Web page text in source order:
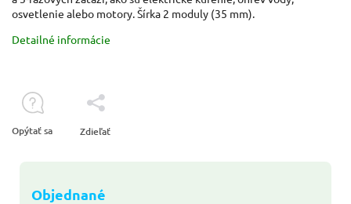
Objednané
osvetlenie alebo motory. Šírka 2 moduly (35 mm).
Detailné informácie
Opýtať sa Zdieľať